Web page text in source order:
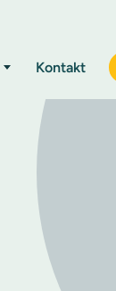
Kontakt